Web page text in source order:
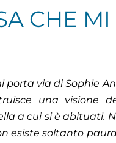
CHE
porta via di Sophie
una visione
a cui si è abituati.
esiste soltanto